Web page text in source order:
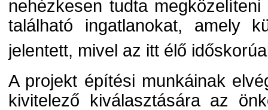
nehézkesen tudta
található ingatlanokat, amely
jelentett, mivel az itt élő
A projekt építési munkáinak
kivitelező kiválasztására az